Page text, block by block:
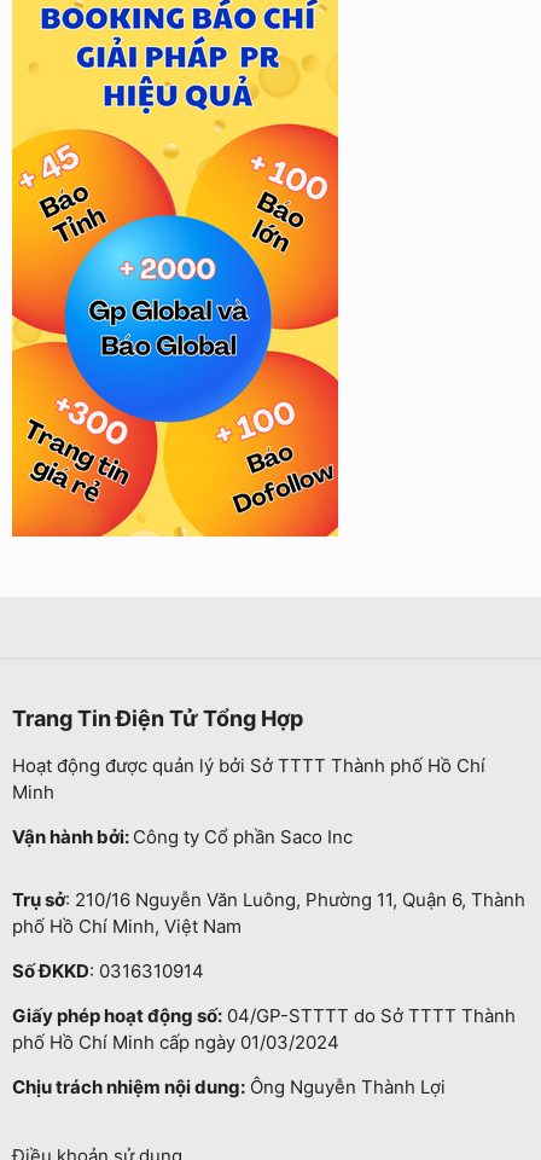
Trang Tin Điện Tử Tổng Hợp
Hoạt động được quản lý bởi Sở TTTT Thành phố Hồ Chí
Minh
Vận hành bởi: Công ty Cổ phần Saco Inc
Trụ sở: 210/16 Nguyễn Văn Luông, Phường 11, Quận 6, Thành
phố Hồ Chí Minh, Việt Nam
Số ĐKKD: 0316310914
Giấy phép hoạt động số: 04/GP-STTTT do Sở TTTT Thành
phố Hồ Chí Minh cấp ngày 01/03/2024
Chịu trách nhiệm nội dung: Ông Nguyễn Thành Lợi